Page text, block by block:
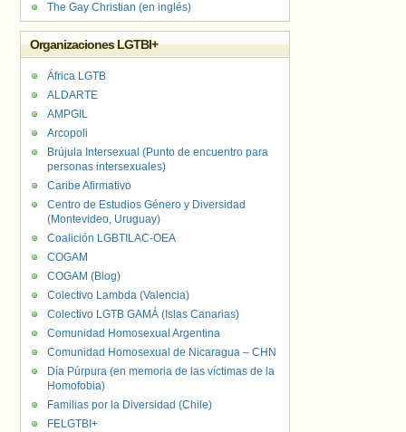
The Gay Christian (en inglés)
Organizaciones LGTBI+
África LGTB
ALDARTE
AMPGIL
Arcopoli
Brújula Intersexual (Punto de encuentro para
personas intersexuales)
Caribe Afirmativo
Centro de Estudios Género y Diversidad
(Montevideo, Uruguay)
Coalición LGBTILAC-OEA
COGAM
COGAM (Blog)
Colectivo Lambda (Valencia)
Colectivo LGTB GAMÁ (Islas Canarias)
Comunidad Homosexual Argentina
Comunidad Homosexual de Nicaragua – CHN
Día Púrpura (en memoria de las víctimas de la
Homofobia)
Familias por la Diversidad (Chile)
FELGTBI+